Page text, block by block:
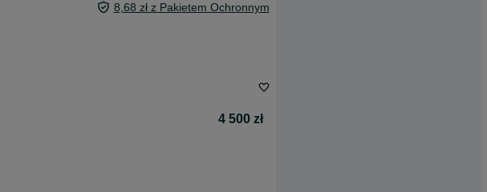
8,68 zł z Pakietem Ochronnym
4 500 zł